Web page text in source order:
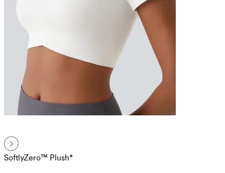
SoftlyZero™ Plush*